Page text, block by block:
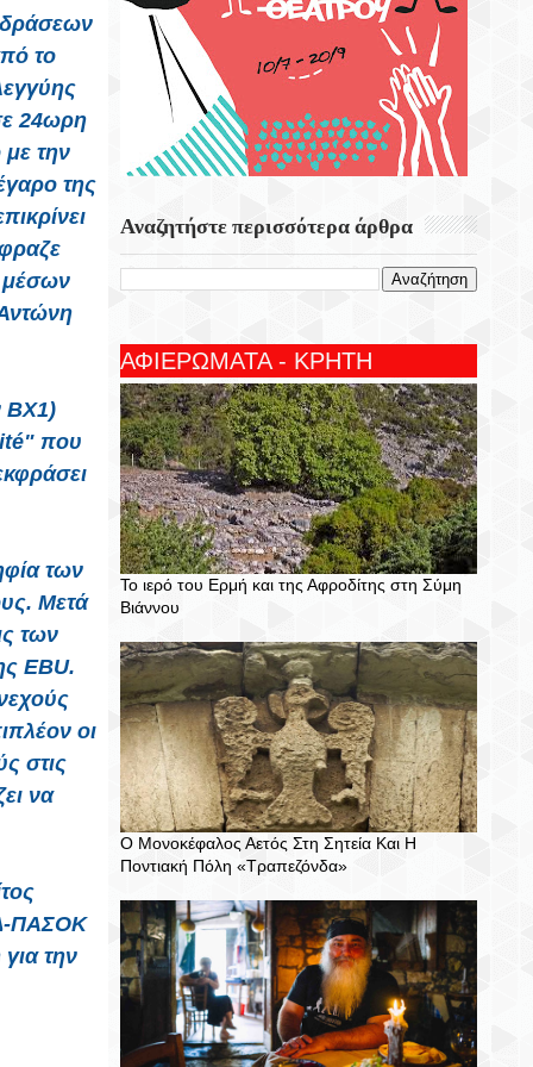
το
24ωρη
την
της
μέσων
BX1)
που
των
Μετά
των
EBU.
οι
στις
να
ΠΑΣΟΚ
την
Αναζητήστε περισσότερα άρθρα
ΑΦΙΕΡΩΜΑΤΑ - ΚΡΗΤΗ
Το ιερό του Ερμή και της Αφροδίτης στη Σύμη
Βιάννου
Ο Μονοκέφαλος Αετός Στη Σητεία Και Η
Ποντιακή Πόλη «Τραπεζόνδα»